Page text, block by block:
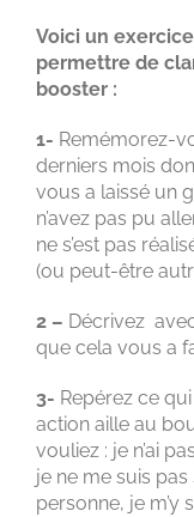
Voici un
permettre de
booster :
1- Remémorez-
derniers mois
vous a laissé un
n’avez pas pu
ne s’est pas
(ou peut-être
2 – Décrivez
que cela vous a
3- Repérez ce
action aille au
vouliez : je n’ai
je ne me suis
personne, je m’y